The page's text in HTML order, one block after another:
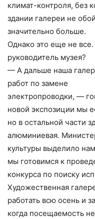
климат-контроля, без
здании галереи не
значительно больше.
Однако это еще не
руководитель музея?
— А дальше наша
работ по замене
электропроводки, —
новой экспозиции мы
но в остальной части
алюминиевая.
культуры выделило
мы готовимся к
конкурса по поиску
Художественная
работать всю осень и
когда посещаемость